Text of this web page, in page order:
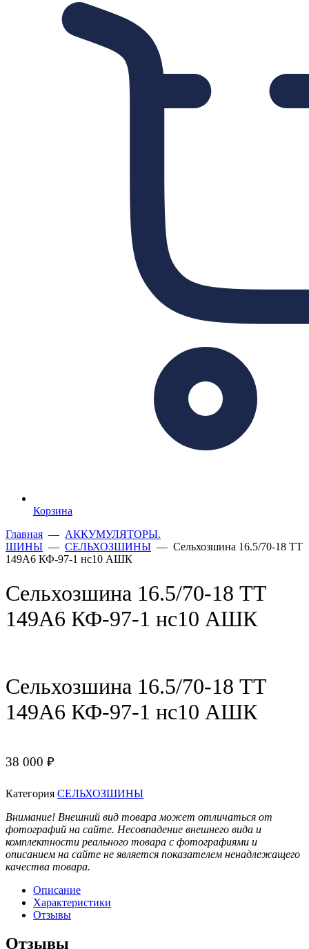
Корзина
Главная — АККУМУЛЯТОРЫ.
ШИНЫ — СЕЛЬХОЗШИНЫ — Сельхозшина 16.5/70-18 ТТ
149А6 КФ-97-1 нс10 АШК
Сельхозшина 16.5/70-18 ТТ
149А6 КФ-97-1 нс10 АШК
Сельхозшина 16.5/70-18 ТТ
149А6 КФ-97-1 нс10 АШК
38 000 ₽
Категория СЕЛЬХОЗШИНЫ
Внимание! Внешний вид товара может отличаться от
фотографий на сайте. Несовпадение внешнего вида и
комплектности реального товара с фотографиями и
описанием на сайте не является показателем ненадлежащего
качества товара.
Описание
Характеристики
Отзывы
Отзывы